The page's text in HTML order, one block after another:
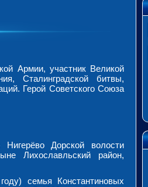
Армии, участник Великой
Сталинградской битвы,
Герой Советского Союза
Дорской волости
Лихославльский район,
семья Константиновых